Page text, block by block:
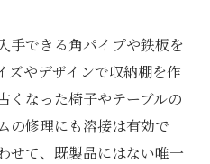
手できる角パイプや鉄板を
やデザインで収納棚を作
くなった椅子やテーブルの
の修理にも溶接は有効で
せて、既製品にはない唯一